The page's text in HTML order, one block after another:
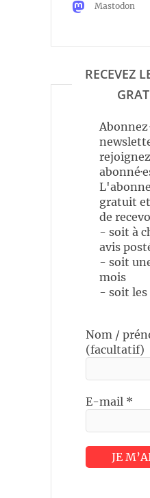
Mastodon
RECEVEZ
gratuit
de
- soit à
avis
- soit
mois
- soit les
Nom /
(facultatif)
E-mail *